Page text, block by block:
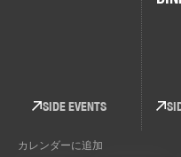
SIDE EVENTS
カレンダーに追加